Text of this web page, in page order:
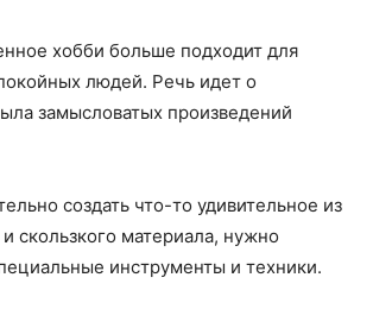
хобби больше подходит для
людей. Речь идет о
замысловатых произведений
создать что-то удивительное из
скользкого материала, нужно
инструменты и техники.